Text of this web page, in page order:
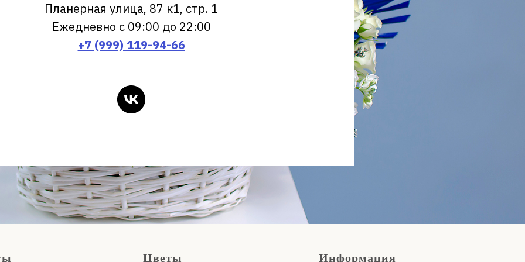
Планерная улица, 87 к1, стр. 1
Ежедневно с 09:00 до 22:00
+7 (999) 119-94-66
Цветы Информация